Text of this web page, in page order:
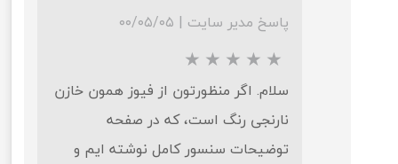
پاسخ مدیر سایت | ۰۰/۰۵/۰۵
سلام. اگر منظورتون از فیوز همون خازن
نارنجی رنگ است، که در صفحه
توضیحات سنسور کامل نوشته ایم و